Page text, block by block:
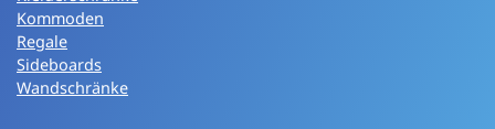
Kommoden
Regale
Sideboards
Wandschränke